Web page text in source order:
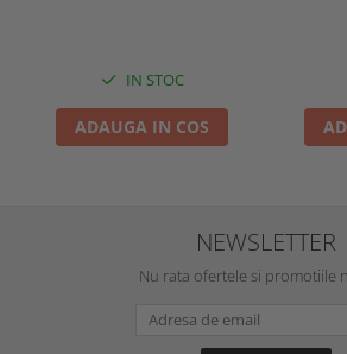
IN STOC
ADAUGA IN COS
NEWSLETTER
Nu rata ofertele si promotiile